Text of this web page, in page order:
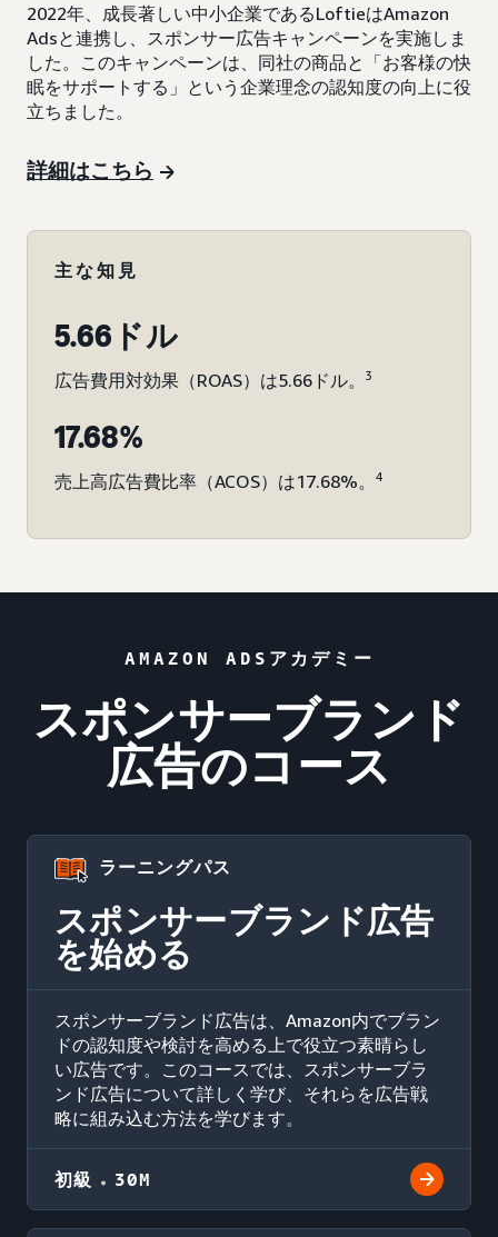
2022年、成長著しい中小企業であるLoftieはAmazon
Adsと連携し、スポンサー広告キャンペーンを実施しま
した。このキャンペーンは、同社の商品と「お客様の快
眠をサポートする」という企業理念の認知度の向上に役
立ちました。
詳細はこちら
主な知見
5.66ドル
広告費用対効果（ROAS）は5.66ドル。 3
17.68%
売上高広告費比率（ACOS）は17.68%。 4
AMAZON ADSアカデミー
スポンサーブランド
広告のコース
ラーニングパス
スポンサーブランド広告
を始める
スポンサーブランド広告は、Amazon内でブラン
ドの認知度や検討を高める上で役立つ素晴らし
い広告です。このコースでは、スポンサーブラ
ンド広告について詳しく学び、それらを広告戦
略に組み込む方法を学びます。
初級 30M